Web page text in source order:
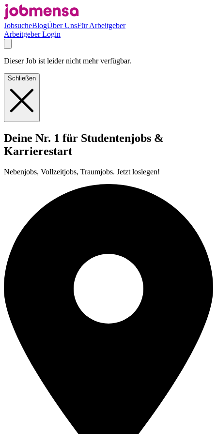
JobsucheBlogÜber UnsFür Arbeitgeber
Arbeitgeber Login
Dieser Job ist leider nicht mehr verfügbar.
Schließen
Deine Nr. 1 für Studentenjobs &
Karrierestart
Nebenjobs, Vollzeitjobs, Traumjobs. Jetzt loslegen!